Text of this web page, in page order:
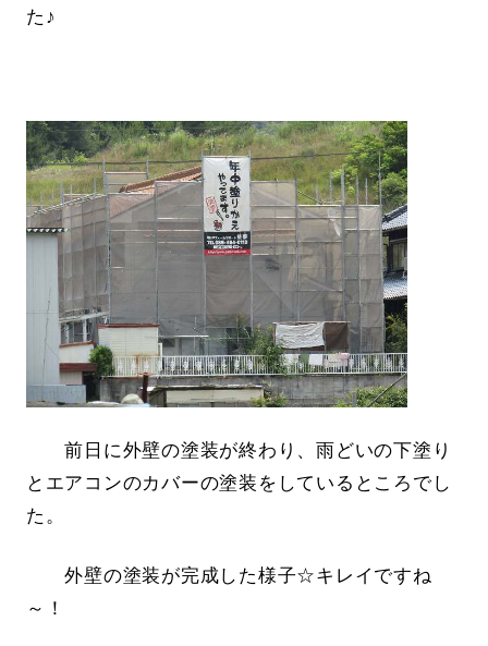
た♪
前日に外壁の塗装が終わり、雨どいの下塗り
とエアコンのカバーの塗装をしているところでし
た。
外壁の塗装が完成した様子☆キレイですね
～！